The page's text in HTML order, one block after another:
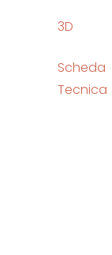
3D
Scheda
Tecnica